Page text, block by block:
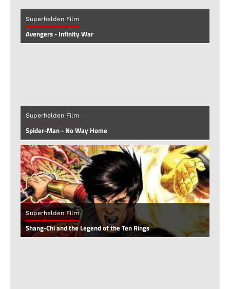
Superhelden Film
Avengers - Infinity War
Superhelden Film
Spider-Man - No Way Home
Superhelden Film
Shang-Chi and the Legend of the Ten Rings